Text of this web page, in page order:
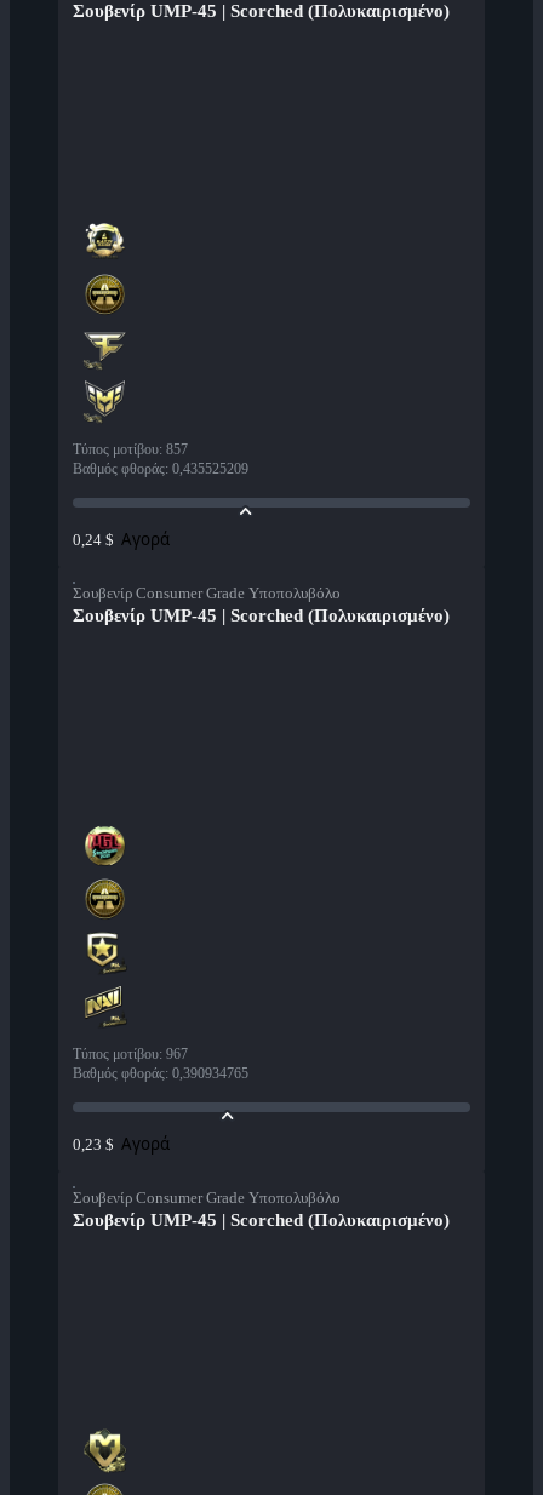
Σουβενίρ UMP-45 | Scorched (Πολυκαιρισμένο)
Τύπος μοτίβου: 857
Βαθμός φθοράς: 0,435525209
0,24 $ Αγορά
Σουβενίρ Consumer Grade Υποπολυβόλο
Σουβενίρ UMP-45 | Scorched (Πολυκαιρισμένο)
Τύπος μοτίβου: 967
Βαθμός φθοράς: 0,390934765
0,23 $ Αγορά
Σουβενίρ Consumer Grade Υποπολυβόλο
Σουβενίρ UMP-45 | Scorched (Πολυκαιρισμένο)